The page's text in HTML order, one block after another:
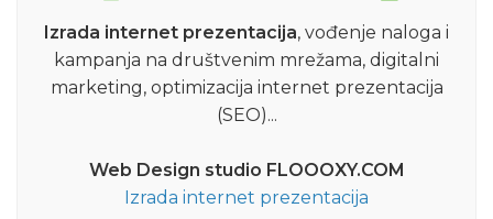
Izrada internet prezentacija, vođenje naloga i
kampanja na društvenim mrežama, digitalni
marketing, optimizacija internet prezentacija
(SEO)...
Web Design studio FLOOOXY.COM
Izrada internet prezentacija